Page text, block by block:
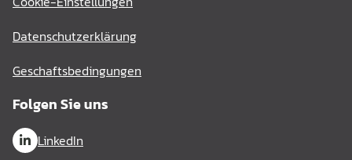
Datenschutzerklärung
Geschaftsbedingungen
Folgen Sie uns
LinkedIn